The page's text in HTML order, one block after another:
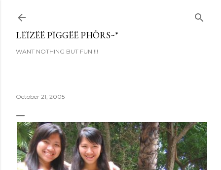
LËÏZËË PÏGGËË PHÖRS~*
WANT NOTHING BUT FUN !!!
October 21, 2005